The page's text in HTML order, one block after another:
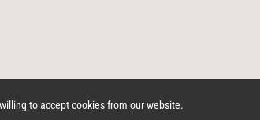
to accept cookies from our website.